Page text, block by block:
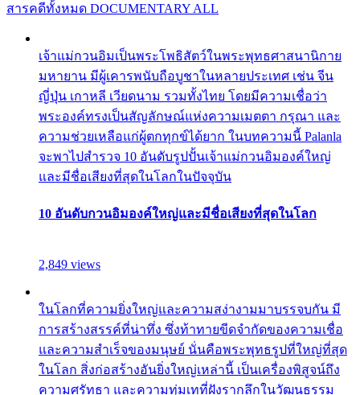
สารคดีทั้งหมด DOCUMENTARY ALL
เจ้าแม่กวนอิมเป็นพระโพธิสัตว์ในพระพุทธศาสนานิกาย
มหายาน มีผู้เคารพนับถือบูชาในหลายประเทศ เช่น จีน
ญี่ปุ่น เกาหลี เวียดนาม รวมทั้งไทย โดยมีความเชื่อว่า
พระองค์ทรงเป็นสัญลักษณ์แห่งความเมตตา กรุณา และ
ความช่วยเหลือแก่ผู้ตกทุกข์ได้ยาก ในบทความนี้ Palanla
จะพาไปสำรวจ 10 อันดับรูปปั้นเจ้าแม่กวนอิมองค์ใหญ่
และมีชื่อเสียงที่สุดในโลกในปัจจุบัน
10 อันดับกวนอิมองค์ใหญ่และมีชื่อเสียงที่สุดในโลก
2,849 views
ในโลกที่ความยิ่งใหญ่และความสง่างามมาบรรจบกัน มี
การสร้างสรรค์ที่น่าทึ่ง ซึ่งท้าทายขีดจำกัดของความเชื่อ
และความสำเร็จของมนุษย์ นั่นคือพระพุทธรูปที่ใหญ่ที่สุด
ในโลก สิ่งก่อสร้างอันยิ่งใหญ่เหล่านี้ เป็นเครื่องพิสูจน์ถึง
ความศรัทธา และความทุ่มเทที่ฝังรากลึกในวัฒนธรรม